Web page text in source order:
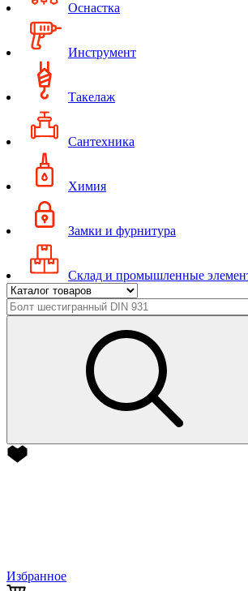
Оснастка
Инструмент
Такелаж
Сантехника
Химия
Замки и фурнитура
Склад и промышленные
Избранное